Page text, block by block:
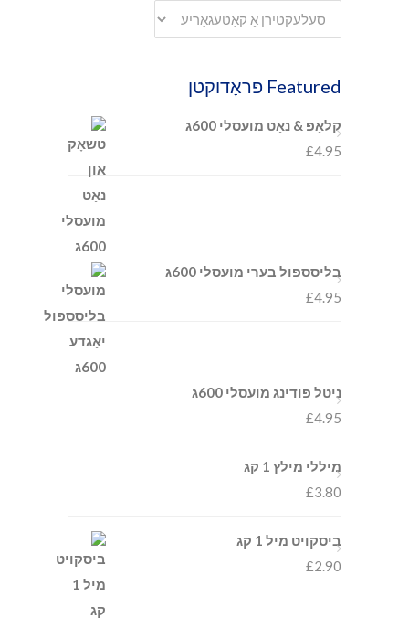
Featured פּראָדוקטן
קלאַפּ & נאַט מועסלי 600ג
£4.95
בליסספול בערי מועסלי 600ג
£4.95
ניטל פּודינג מועסלי 600ג
£4.95
מיללי מילץ 1 קג
£3.80
ביסקויט מיל 1 קג
£2.90